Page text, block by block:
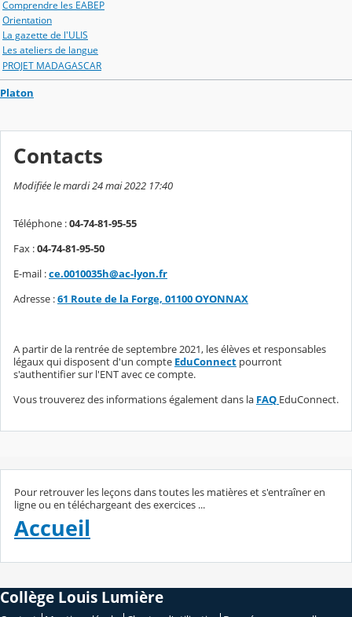
Comprendre les EABEP
Orientation
La gazette de l'ULIS
Les ateliers de langue
PROJET MADAGASCAR
Platon
Contacts
Modifiée le mardi 24 mai 2022 17:40
Téléphone :04-74-81-95-55
Fax :04-74-81-95-50
E-mail :ce.0010035h@ac-lyon.fr
Adresse :61 Route de la Forge, 01100 OYONNAX
A partir de la rentrée de septembre 2021, les élèves et responsables
légaux qui disposent d'un compte EduConnect pourront
s'authentifier sur l'ENT avec ce compte.
Vous trouverez des informations également dans la FAQ EduConnect.
Pour retrouver les leçons dans toutes les matières et s'entraîner en
ligne ou en téléchargeant des exercices ...
Accueil
Collège Louis Lumière